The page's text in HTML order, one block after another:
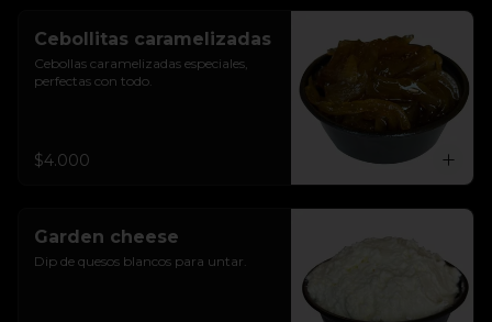
Cebollitas caramelizadas
Cebollas caramelizadas especiales,
perfectas con todo.
$4.000
Garden cheese
Dip de quesos blancos para untar.